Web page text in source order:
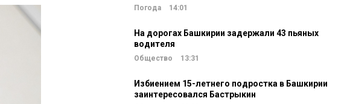
Погода 14:01
На дорогах Башкирии задержали 43 пьяных
водителя
Общество 13:31
Избиением 15-летнего подростка в Башкирии
заинтересовался Бастрыкин